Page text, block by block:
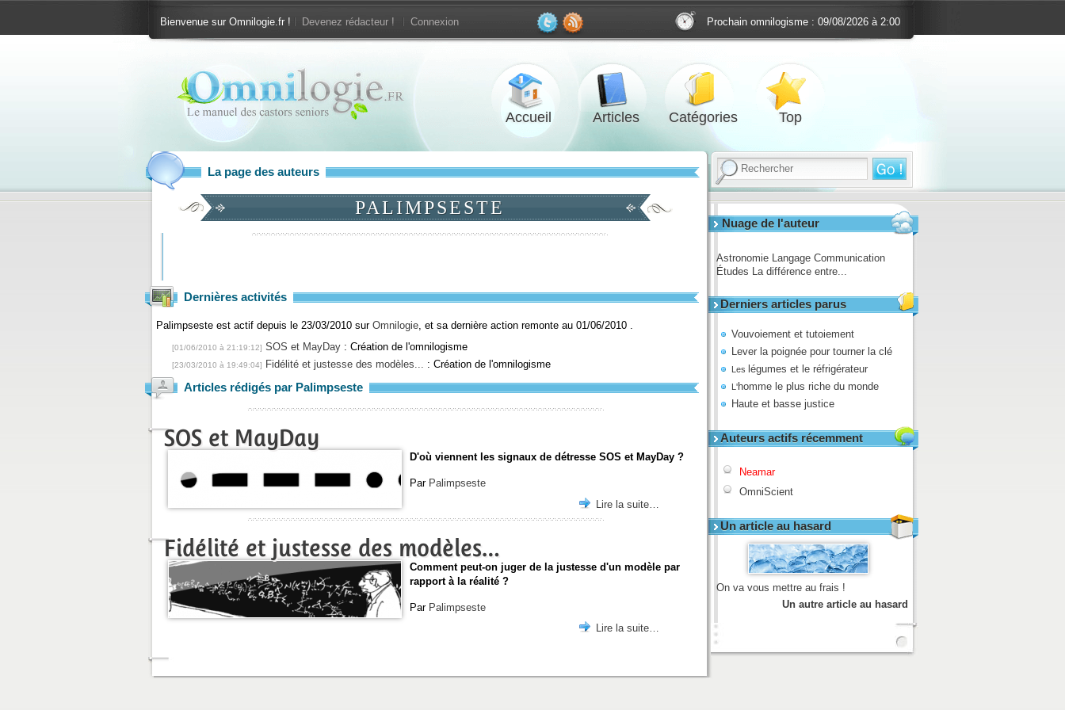
Bienvenue sur Omnilogie.fr ! Devenez rédacteur ! Connexion Prochain omnilogisme : 09/08/2026 à 2:00
Accueil Articles Catégories Top
Nuage de l'auteur
Astronomie Langage Communication
Études
La différence entre...
Derniers articles parus
Vouvoiement et tutoiement
Lever la poignée pour tourner la clé
Les légumes et le réfrigérateur
L'homme le plus riche du monde
Haute et basse justice
Auteurs actifs récemment
Neamar
OmniScient
Un article au hasard
On va vous mettre au frais !
Un autre article au hasard
La page des auteurs
PALIMPSESTE
Dernières activités
Palimpseste est actif depuis le 23/03/2010 sur Omnilogie , et sa dernière action remonte au 01/06/2010 .
[01/06/2010 à 21:19:12] SOS et MayDay : Création de l'omnilogisme
[23/03/2010 à 19:49:04] Fidélité et justesse des modèles... : Création de l'omnilogisme
Articles rédigés par Palimpseste
SOS et MayDay
D'où viennent les signaux de détresse SOS et MayDay ?
Par Palimpseste
Lire la suite…
Fidélité et justesse des modèles…
Comment peut-on juger de la justesse d'un modèle par
rapport à la réalité ?
Par Palimpseste
Lire la suite…